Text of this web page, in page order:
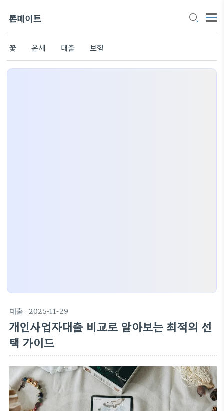
론메이트
꽃 운세 대출 보험
대출 · 2025-11-29
개인사업자대출 비교로 알아보는 최적의 선
택 가이드